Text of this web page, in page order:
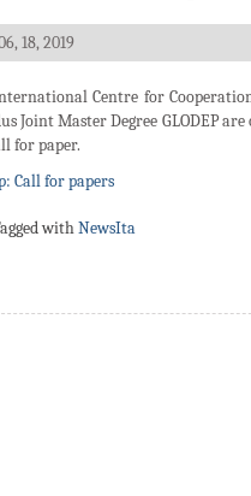
18, 2019
Centre for
Joint Master Degree GLODEP
for paper.
Call for papers
withNewsIta